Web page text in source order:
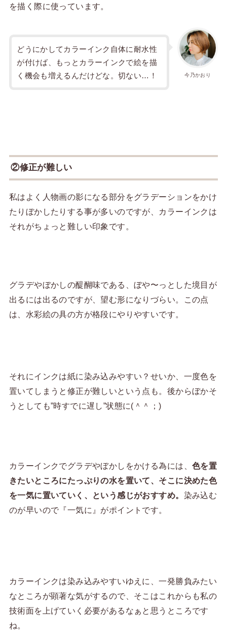
を描く際に使っています。
今乃かおり
どうにかしてカラーインク自体に耐水性
が付けば、もっとカラーインクで絵を描
く機会も増えるんだけどな。切ない…！
②修正が難しい
私はよく人物画の影になる部分をグラデーションをかけ
たりぼかしたりする事が多いのですが、カラーインクは
それがちょっと難しい印象です。
グラデやぼかしの醍醐味である、ぼや〜っとした境目が
出るには出るのですが、望む形になりづらい。この点
は、水彩絵の具の方が格段にやりやすいです。
それにインクは紙に染み込みやすい？せいか、一度色を
置いてしまうと修正が難しいという点も。後からぼかそ
うとしても”時すでに遅し”状態に(＾＾；)
カラーインクでグラデやぼかしをかける為には、 色を置
きたいところにたっぷりの水を置いて、そこに決めた色
を一気に置いていく、という感じがおすすめ。 染み込む
のが早いので『一気に』がポイントです。
カラーインクは染み込みやすいゆえに、一発勝負みたい
なところが顕著な気がするので、そこはこれからも私の
技術面を上げていく必要があるなぁと思うところです
ね。